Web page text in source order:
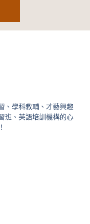
、學科教輔、才藝興趣
班、英語培訓機構的心